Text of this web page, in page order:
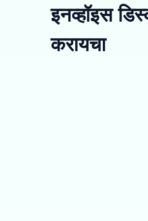
इनव्हॉइस
करायचा